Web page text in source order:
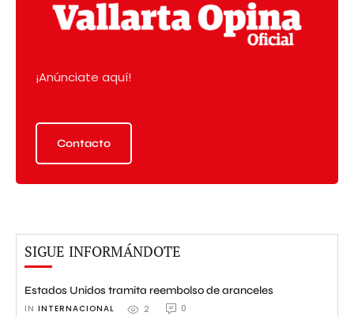
¡Anúnciate aquí!
Contacto
SIGUE INFORMÁNDOTE
Estados Unidos tramita reembolso de aranceles
IN INTERNACIONAL 2 0